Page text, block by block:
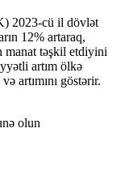
2023-cü il dövlət
12% artaraq,
təşkil etdiyini
artım ölkə
artımını göstərir.
olun